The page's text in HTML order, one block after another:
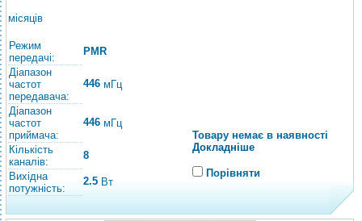
місяців
Режим
передачі:
PMR
Діапазон
частот
передавача:
446 мГц
Діапазон
частот
приймача:
446 мГц
Кількість
каналів:
8
Вихідна
потужність:
2.5 Вт
Товару немає в наявності
Докладніше
Порівняти